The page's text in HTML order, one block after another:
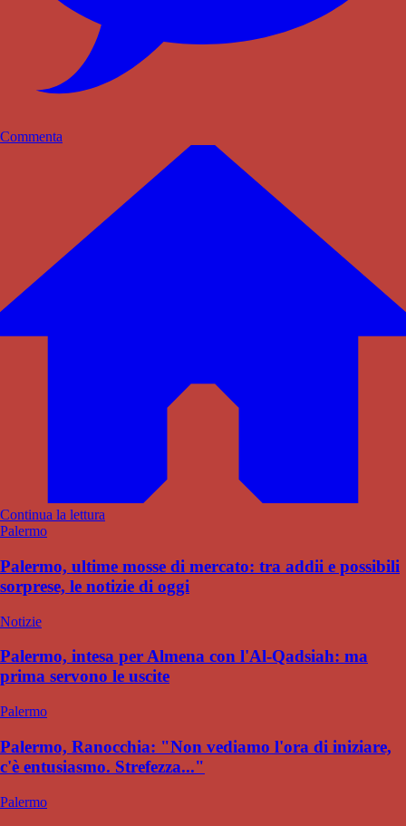
Commenta
Continua la lettura
Palermo
Palermo, ultime mosse di mercato: tra addii e possibili
sorprese, le notizie di oggi
Notizie
Palermo, intesa per Almena con l'Al-Qadsiah: ma
prima servono le uscite
Palermo
Palermo, Ranocchia: "Non vediamo l'ora di iniziare,
c'è entusiasmo. Strefezza..."
Palermo